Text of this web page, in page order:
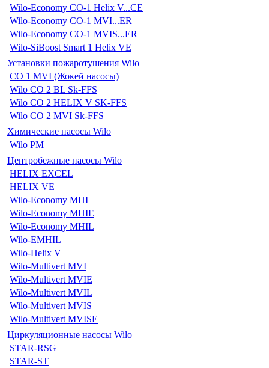
Wilo-Economy CO-1 Helix V...CE
Wilo-Economy CO-1 MVI...ER
Wilo-Economy CO-1 MVIS...ER
Wilo-SiBoost Smart 1 Helix VE
Установки пожаротушения Wilo
CO 1 MVI (Жокей насосы)
Wilo CO 2 BL Sk-FFS
Wilo CO 2 HELIX V SK-FFS
Wilo CO 2 MVI Sk-FFS
Химические насосы Wilo
Wilo PM
Центробежные насосы Wilo
HELIX EXCEL
HELIX VE
Wilo-Economy MHI
Wilo-Economy MHIE
Wilo-Economy MHIL
Wilo-EMHIL
Wilo-Helix V
Wilo-Multivert MVI
Wilo-Multivert MVIE
Wilo-Multivert MVIL
Wilo-Multivert MVIS
Wilo-Multivert MVISE
Циркуляционные насосы Wilo
STAR-RSG
STAR-ST